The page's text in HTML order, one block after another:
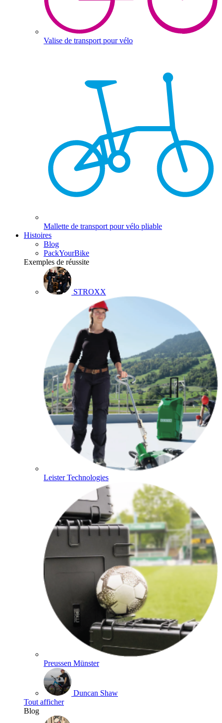
Valise de transport pour vélo
Mallette de transport pour vélo pliable
Histoires
Blog
PackYourBike
Exemples de réussite
STROXX
Leister Technologies
Preussen Münster
Duncan Shaw
Tout afficher
Blog